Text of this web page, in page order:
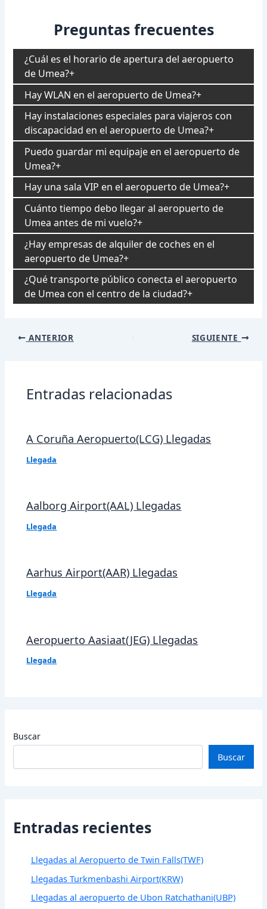
Preguntas frecuentes
¿Cuál es el horario de apertura del aeropuerto
de Umea?
Hay WLAN en el aeropuerto de Umea?
Hay instalaciones especiales para viajeros con
discapacidad en el aeropuerto de Umea?
Puedo guardar mi equipaje en el aeropuerto de
Umea?
Hay una sala VIP en el aeropuerto de Umea?
Cuánto tiempo debo llegar al aeropuerto de
Umea antes de mi vuelo?
¿Hay empresas de alquiler de coches en el
aeropuerto de Umea?
¿Qué transporte público conecta el aeropuerto
de Umea con el centro de la ciudad?
Navegación
ANTERIOR SIGUIENTE
Entradas relacionadas
A Coruña Aeropuerto(LCG) Llegadas
Llegada
Aalborg Airport(AAL) Llegadas
Llegada
Aarhus Airport(AAR) Llegadas
Llegada
Aeropuerto Aasiaat(JEG) Llegadas
Llegada
Buscar
Buscar
Entradas recientes
Llegadas al Aeropuerto de Twin Falls(TWF)
Llegadas Turkmenbashi Airport(KRW)
Llegadas al aeropuerto de Ubon Ratchathani(UBP)